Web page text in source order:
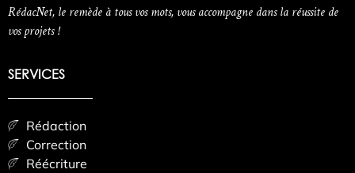
RédacNet, le remède à tous vos mots, vous accompagne dans la réussite de
vos projets !
SERVICES
Rédaction
Correction
Réécriture